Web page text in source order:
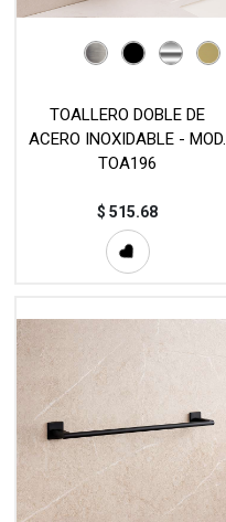
TOALLERO DOBLE DE
ACERO INOXIDABLE - MOD.
TOA196
$515.68